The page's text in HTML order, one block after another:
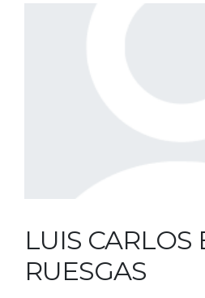
LUIS CARLOS
RUESGAS